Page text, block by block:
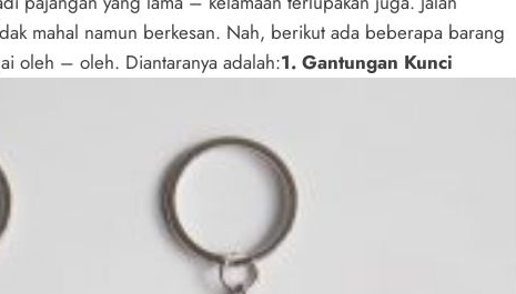
mahal namun berkesan. Nah, berikut ada beberapa barang
oleh – oleh. Diantaranya adalah:1. Gantungan Kunci